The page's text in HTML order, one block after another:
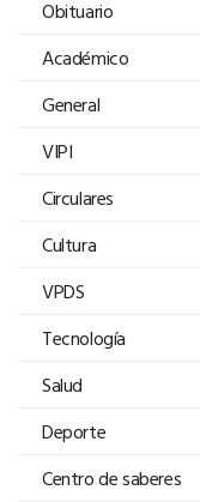
Obituario
Académico
General
VIPI
Circulares
Cultura
VPDS
Tecnología
Salud
Deporte
Centro de saberes